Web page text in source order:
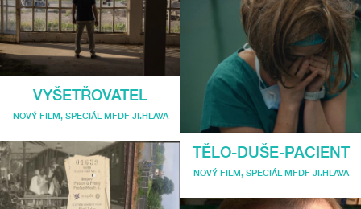
VYŠETŘOVATEL
NOVÝ FILM, SPECIÁL MFDF JI.HLAVA
TĚLO-DUŠE-PACIENT
NOVÝ FILM SPECIÁL MFDF JI.HLAVA